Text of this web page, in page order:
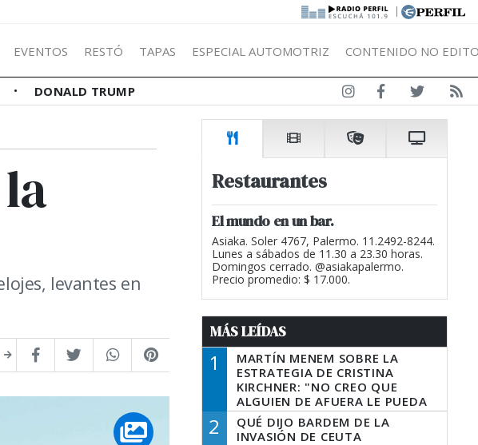
|
EVENTOS RESTÓ TAPAS ESPECIAL AUTOMOTRIZ CONTENIDO NO
DONALD TRUMP
levantes en
Restaurantes
El mundo en un bar.
Asiaka. Soler 4767, Palermo. 11.2492-8244.
Lunes a sábados de 11.30 a 23.30 horas.
Domingos cerrado. @asiakapalermo.
Precio promedio: $ 17.000.
MÁS LEÍDAS
1
MARTÍN MENEM SOBRE LA
ESTRATEGIA DE CRISTINA
KIRCHNER: "NO CREO QUE
ALGUIEN DE AFUERA LE PUEDA
DECIR A LA JUSTICIA LO QUE
TIENE QUE HACER"
2
QUÉ DIJO BARDEM DE LA
INVASIÓN DE CEUTA